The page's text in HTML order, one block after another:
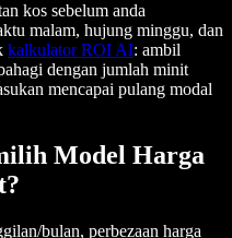
kos sebelum anda
malam, hujung minggu, dan
kalkulator ROI AI: ambil
dengan jumlah minit
mencapai pulang modal
Model Harga
bulan, perbezaan harga